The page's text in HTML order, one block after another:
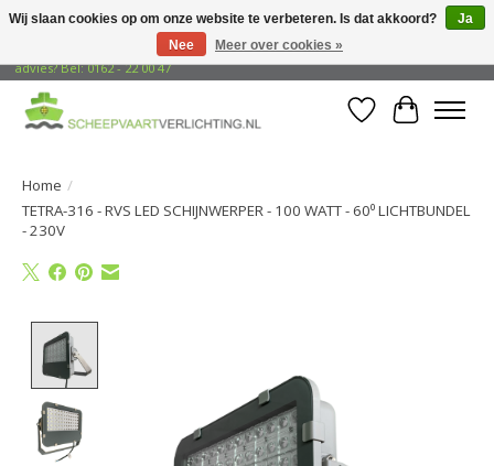
Gratis verzending naar adressen in Nederland! Opzoek naar vrijblijvend
advies? Bel: 0162 - 22 00 47
Verlanglijst
Home /
TETRA-316 - RVS LED SCHIJNWERPER - 100 WATT - 60⁰ LICHTBUNDEL
- 230V
Wij slaan cookies op om onze website te verbeteren. Is dat akkoord?
Ja
Nee
Meer over cookies »